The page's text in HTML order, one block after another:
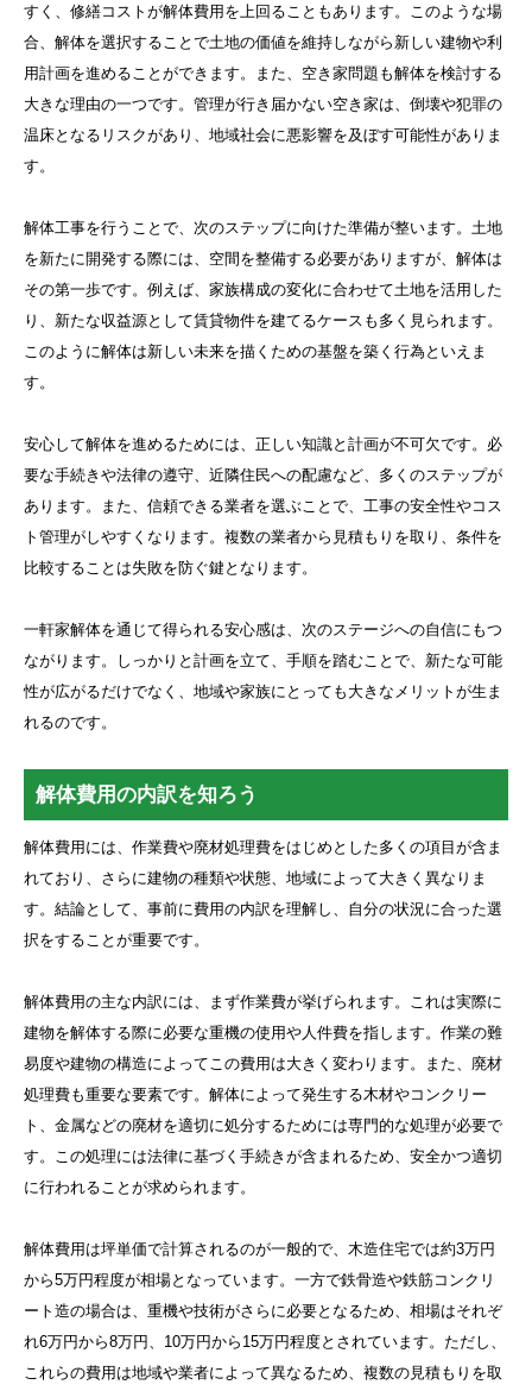
すく、修繕コストが解体費用を上回ることもあります。このような場
合、解体を選択することで土地の価値を維持しながら新しい建物や利
用計画を進めることができます。また、空き家問題も解体を検討する
大きな理由の一つです。管理が行き届かない空き家は、倒壊や犯罪の
温床となるリスクがあり、地域社会に悪影響を及ぼす可能性がありま
す。
解体工事を行うことで、次のステップに向けた準備が整います。土地
を新たに開発する際には、空間を整備する必要がありますが、解体は
その第一歩です。例えば、家族構成の変化に合わせて土地を活用した
り、新たな収益源として賃貸物件を建てるケースも多く見られます。
このように解体は新しい未来を描くための基盤を築く行為といえま
す。
安心して解体を進めるためには、正しい知識と計画が不可欠です。必
要な手続きや法律の遵守、近隣住民への配慮など、多くのステップが
あります。また、信頼できる業者を選ぶことで、工事の安全性やコス
ト管理がしやすくなります。複数の業者から見積もりを取り、条件を
比較することは失敗を防ぐ鍵となります。
一軒家解体を通じて得られる安心感は、次のステージへの自信にもつ
ながります。しっかりと計画を立て、手順を踏むことで、新たな可能
性が広がるだけでなく、地域や家族にとっても大きなメリットが生ま
れるのです。
解体費用の内訳を知ろう
解体費用には、作業費や廃材処理費をはじめとした多くの項目が含ま
れており、さらに建物の種類や状態、地域によって大きく異なりま
す。結論として、事前に費用の内訳を理解し、自分の状況に合った選
択をすることが重要です。
解体費用の主な内訳には、まず作業費が挙げられます。これは実際に
建物を解体する際に必要な重機の使用や人件費を指します。作業の難
易度や建物の構造によってこの費用は大きく変わります。また、廃材
処理費も重要な要素です。解体によって発生する木材やコンクリー
ト、金属などの廃材を適切に処分するためには専門的な処理が必要で
す。この処理には法律に基づく手続きが含まれるため、安全かつ適切
に行われることが求められます。
解体費用は坪単価で計算されるのが一般的で、木造住宅では約3万円
から5万円程度が相場となっています。一方で鉄骨造や鉄筋コンクリ
ート造の場合は、重機や技術がさらに必要となるため、相場はそれぞ
れ6万円から8万円、10万円から15万円程度とされています。ただし、
これらの費用は地域や業者によって異なるため、複数の見積もりを取